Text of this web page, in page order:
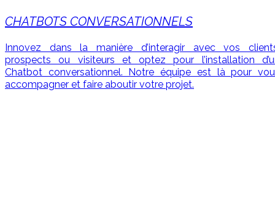
CHATBOTS CONVERSATIONNELS
Innovez dans la manière d’interagir avec vos
prospects ou visiteurs et optez pour l’installation
Chatbot conversationnel. Notre équipe est là pour
accompagner et faire aboutir votre projet.